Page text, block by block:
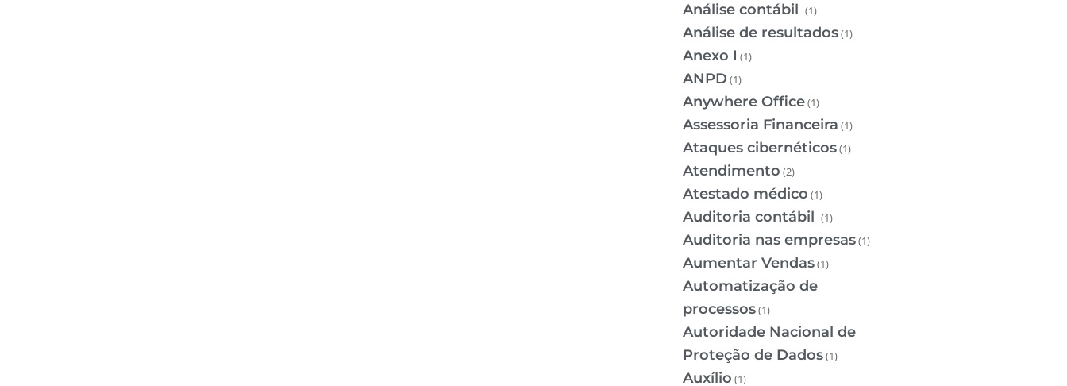
Análise contábil (1)
Análise de resultados(1)
Anexo I (1)
ANPD (1)
Anywhere Office(1)
Assessoria Financeira (1)
Ataques cibernéticos(1)
Atendimento (2)
Atestado médico (1)
Auditoria contábil (1)
Auditoria nas empresas(1)
Aumentar Vendas(1)
Automatização de
processos(1)
Autoridade Nacional de
Proteção de Dados(1)
Auxílio (1)